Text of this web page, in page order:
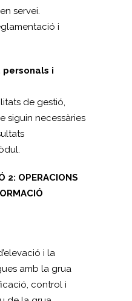
servei.
i
i
de gestió,
siguin necessàries
2: OPERACIONS
i la
amb la grua
control i